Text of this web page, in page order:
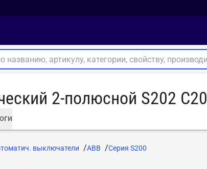
2-полюсной S202 C20
выключатели ABB Серия S200